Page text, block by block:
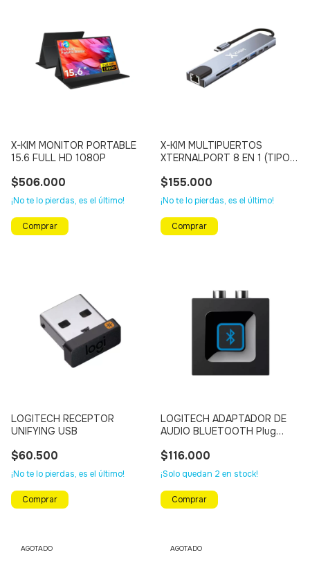
X-KIM MONITOR PORTABLE
15.6 FULL HD 1080P
$506.000
¡No te lo pierdas, es el último!
X-KIM MULTIPUERTOS
XTERNALPORT 8 EN 1 (TIPO
$155.000
¡No te lo pierdas, es el último!
LOGITECH RECEPTOR
UNIFYING USB
$60.500
¡No te lo pierdas, es el último!
LOGITECH ADAPTADOR DE
AUDIO BLUETOOTH Plug
$116.000
¡Solo quedan 2 en stock!
AGOTADO AGOTADO